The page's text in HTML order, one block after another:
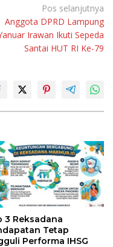
Pos selanjutnya
Anggota DPRD Lampung
Irawan Ikuti Sepeda
Santai HUT RI Ke-79
3 Reksadana
Tetap
Performa IHSG